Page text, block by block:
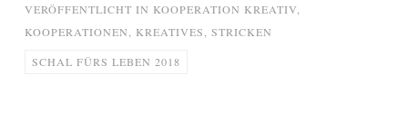
VERÖFFENTLICHT IN KOOPERATION KREATIV
KOOPERATIONEN
KREATIVES STRICKEN
SCHAL FÜRS LEBEN 2018